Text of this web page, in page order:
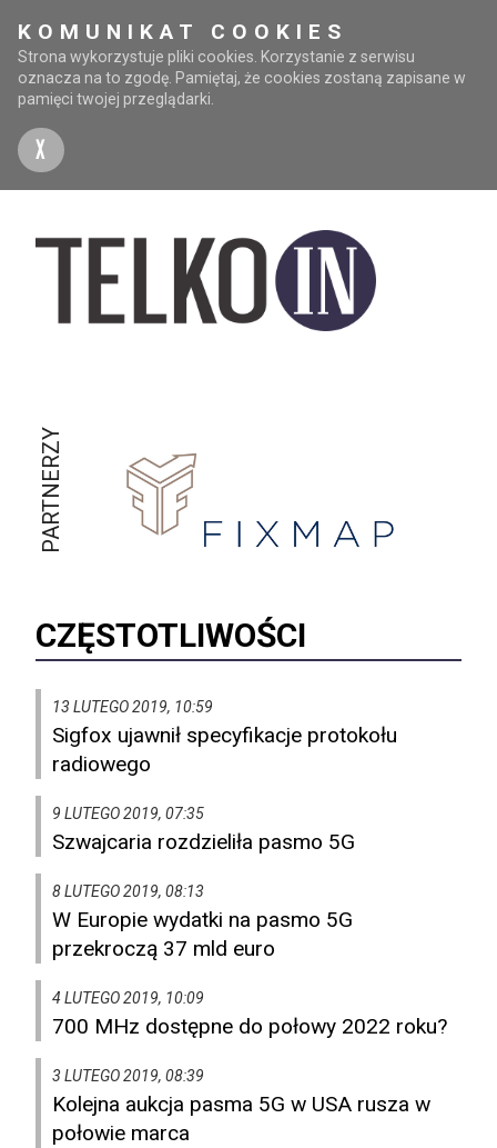
KOMUNIKAT COOKIES
Strona wykorzystuje pliki cookies. Korzystanie z serwisu
oznacza na to zgodę. Pamiętaj, że cookies zostaną zapisane w
pamięci twojej przeglądarki.
X
PARTNERZY
CZĘSTOTLIWOŚCI
13 LUTEGO 2019, 10:59
Sigfox ujawnił specyfikacje protokołu
radiowego
9 LUTEGO 2019, 07:35
Szwajcaria rozdzieliła pasmo 5G
8 LUTEGO 2019, 08:13
W Europie wydatki na pasmo 5G
przekroczą 37 mld euro
4 LUTEGO 2019, 10:09
700 MHz dostępne do połowy 2022 roku?
3 LUTEGO 2019, 08:39
Kolejna aukcja pasma 5G w USA rusza w
połowie marca